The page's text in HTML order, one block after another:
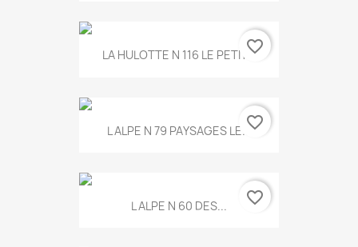
LA HULOTTE N 116 LE PETIT...favorite_border
L ALPE N 79 PAYSAGES LE...favorite_border
L ALPE N 60 DES... favorite_border